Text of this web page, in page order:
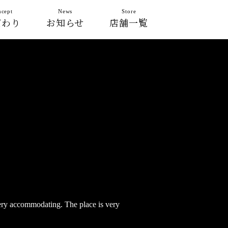
り お知らせ
News
店舗一覧
Store
accommodating. The place is very